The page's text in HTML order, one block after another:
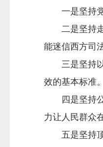
一是坚持党
二是坚持走
能迷信西方司
三是坚持以
效的基本标准。
四是坚持公
力让人民群众
五是坚持顶